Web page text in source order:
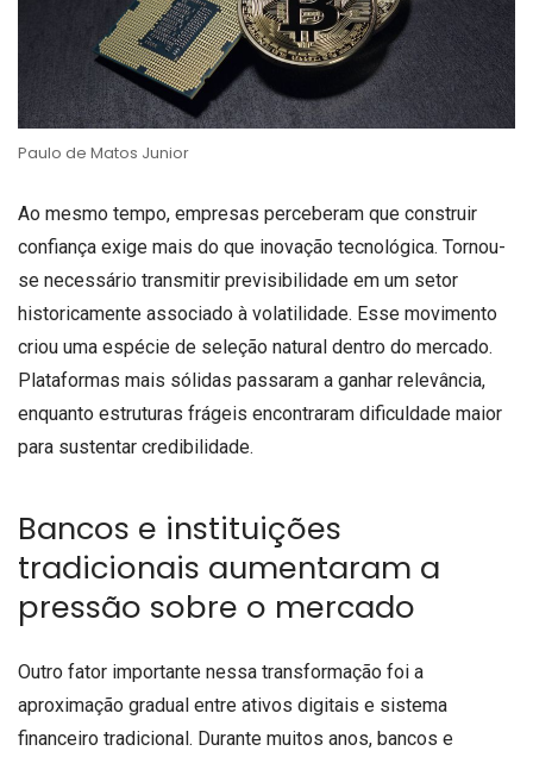
Paulo de Matos Junior
Ao mesmo tempo, empresas perceberam que construir
confiança exige mais do que inovação tecnológica. Tornou-
se necessário transmitir previsibilidade em um setor
historicamente associado à volatilidade. Esse movimento
criou uma espécie de seleção natural dentro do mercado.
Plataformas mais sólidas passaram a ganhar relevância,
enquanto estruturas frágeis encontraram dificuldade maior
para sustentar credibilidade.
Bancos e instituições
tradicionais aumentaram a
pressão sobre o mercado
Outro fator importante nessa transformação foi a
aproximação gradual entre ativos digitais e sistema
financeiro tradicional. Durante muitos anos, bancos e